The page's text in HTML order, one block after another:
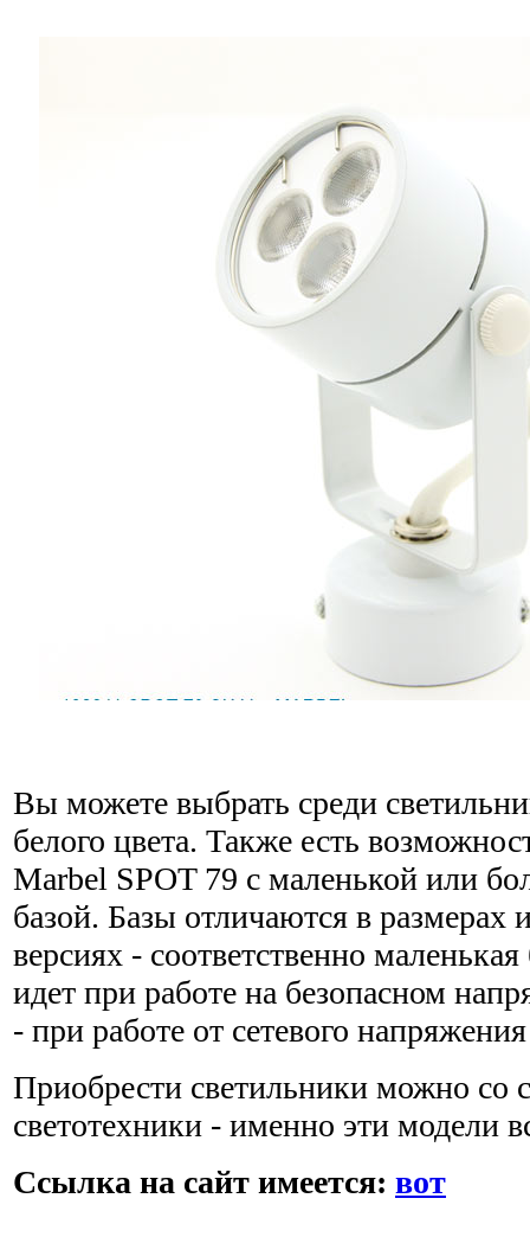
Вы можете выбрать среди
белого цвета. Также есть
Marbel SPOT 79 с маленькой или
базой. Базы отличаются в размерах
версиях - соответственно
идет при работе на безопасном
- при работе от сетевого
Приобрести светильники можно со
светотехники - именно эти модели
Ссылка на сайт имеется: вот